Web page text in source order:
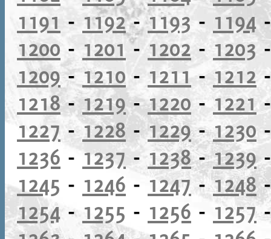
1191 - 1192-1193 - 1194
1200 - 1201 - 1202-1203
1209-1210 - 1211-1212
1218-1219-1220 -1221
1227 -1228-1229-1230
1236 -1237 -1238-1239
1245 - 1246 - 1247-1248
1254- 1255 - 1256 - 1257